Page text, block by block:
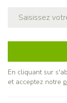
En cliquant sur
et acceptez notre